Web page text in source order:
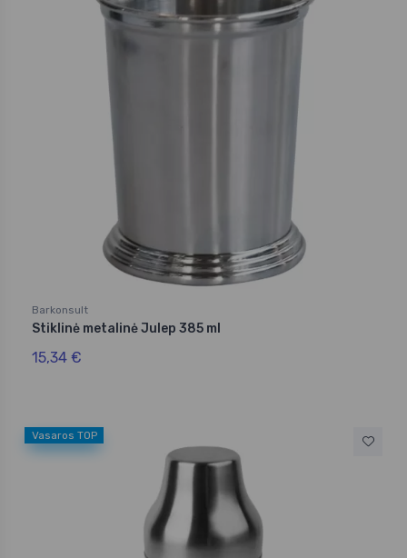
Barkonsult
Stiklinė metalinė Julep 385 ml
15,34 €
Vasaros TOP